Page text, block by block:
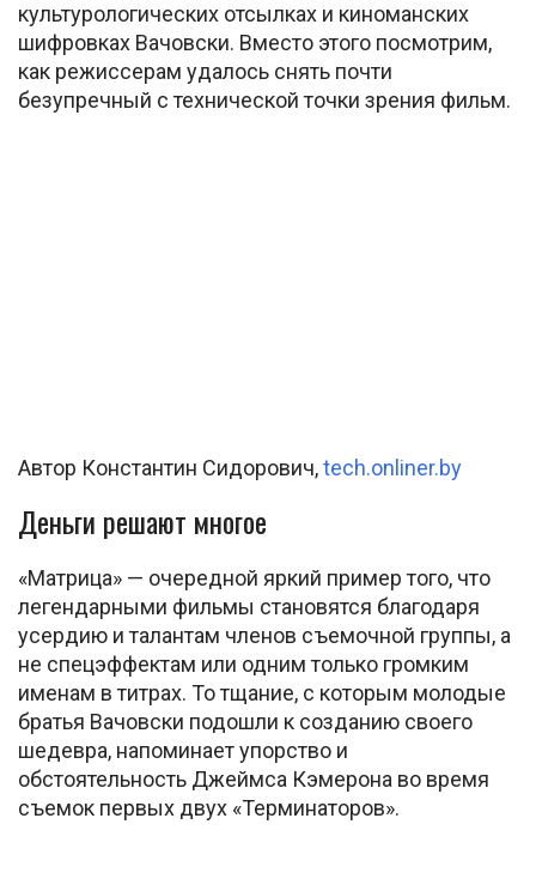
культурологических отсылках и киноманских
шифровках Вачовски. Вместо этого посмотрим,
как режиссерам удалось снять почти
безупречный с технической точки зрения фильм.
Автор Константин Сидорович,tech.onliner.by
Деньги решают многое
«Матрица» — очередной яркий пример того, что
легендарными фильмы становятся благодаря
усердию и талантам членов съемочной группы, а
не спецэффектам или одним только громким
именам в титрах. То тщание, с которым молодые
братья Вачовски подошли к созданию своего
шедевра, напоминает упорство и
обстоятельность Джеймса Кэмерона во время
съемок первых двух «Терминаторов».